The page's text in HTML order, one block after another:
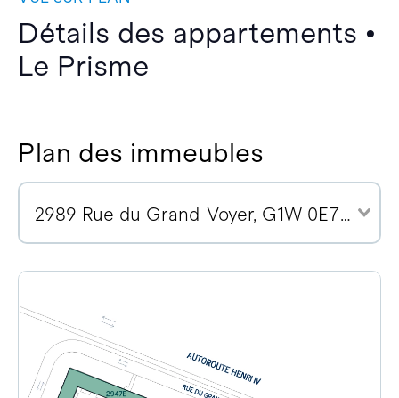
Détails des appartements •
Le Prisme
Plan des immeubles
2989 Rue du Grand-Voyer, G1W 0E7 (7)